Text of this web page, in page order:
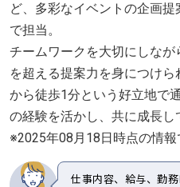
ど、多彩なイベントの企画提
で担当。
チームワークを大切にしなが
を超える提案力を身につけ
から徒歩1分という好立地で
の経験を活かし、共に成長し
※2025年08月18日時点の情報
仕事内容、給与、勤務